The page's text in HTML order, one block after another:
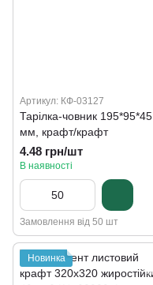
Артикул: КФ-03127
Тарілка-човник 195*95*45
мм, крафт/крафт
4.48 грн/шт
В наявності
Замовлення від 50 шт
Новинка